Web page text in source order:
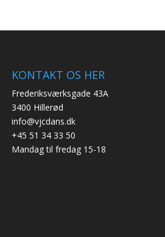
KONTAKT OS HER
Frederiksværksgade 43A
3400 Hillerød
info@vjcdans.dk
+45 51 34 33 50
Mandag til fredag 15-18